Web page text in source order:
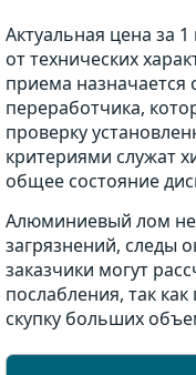
Актуальная цена за
от технических
приема
переработчика,
проверку
критериями служат
общее состояние
Алюминиевый лом
загрязнений, следы
заказчики могут
послабления, так
скупку больших